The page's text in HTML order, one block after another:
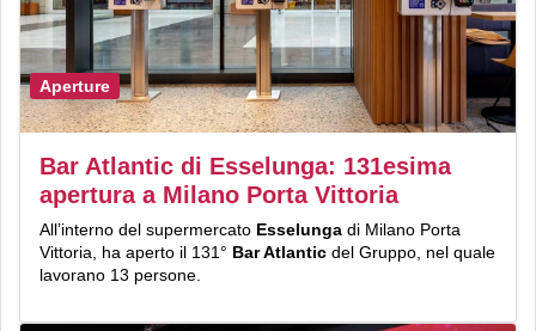
Aperture
Bar Atlantic di Esselunga: 131esima
apertura a Milano Porta Vittoria
All’interno del supermercato Esselunga di Milano Porta
Vittoria, ha aperto il 131° Bar Atlantic del Gruppo, nel quale
lavorano 13 persone.